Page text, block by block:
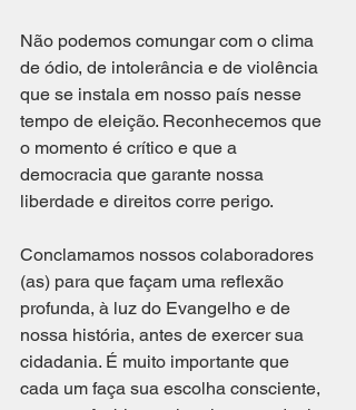
Não podemos comungar com o clima
de ódio, de intolerância e de violência
que se instala em nosso país nesse
tempo de eleição. Reconhecemos que
o momento é crítico e que a
democracia que garante nossa
liberdade e direitos corre perigo.
Conclamamos nossos colaboradores
(as) para que façam uma reflexão
profunda, à luz do Evangelho e de
nossa história, antes de exercer sua
cidadania. É muito importante que
cada um faça sua escolha consciente,